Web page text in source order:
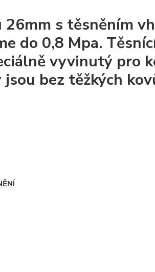
s těsněním
do 0,8 Mpa.
vyvinutý pro
bez těžkých